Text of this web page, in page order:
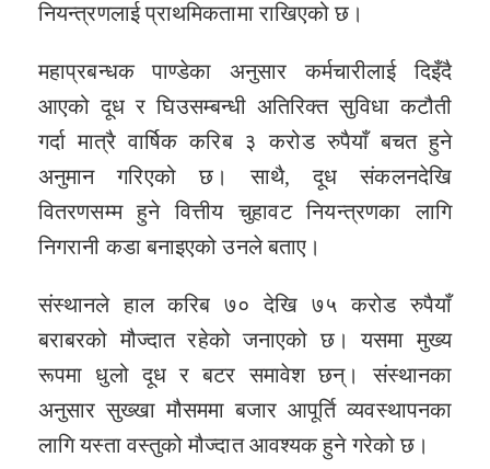
नियन्त्रणलाई प्राथमिकतामा राखिएको छ।
महाप्रबन्धक पाण्डेका अनुसार कर्मचारीलाई दिइँदै
आएको दूध र घिउसम्बन्धी अतिरिक्त सुविधा कटौती
गर्दा मात्रै वार्षिक करिब ३ करोड रुपैयाँ बचत हुने
अनुमान गरिएको छ। साथै, दूध संकलनदेखि
वितरणसम्म हुने वित्तीय चुहावट नियन्त्रणका लागि
निगरानी कडा बनाइएको उनले बताए।
संस्थानले हाल करिब ७० देखि ७५ करोड रुपैयाँ
बराबरको मौज्दात रहेको जनाएको छ। यसमा मुख्य
रूपमा धुलो दूध र बटर समावेश छन्। संस्थानका
अनुसार सुख्खा मौसममा बजार आपूर्ति व्यवस्थापनका
लागि यस्ता वस्तुको मौज्दात आवश्यक हुने गरेको छ।